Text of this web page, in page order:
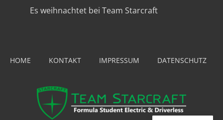
Es weihnachtet bei Team Starcraft
HOME KONTAKT IMPRESSUM DATENSCHUTZ